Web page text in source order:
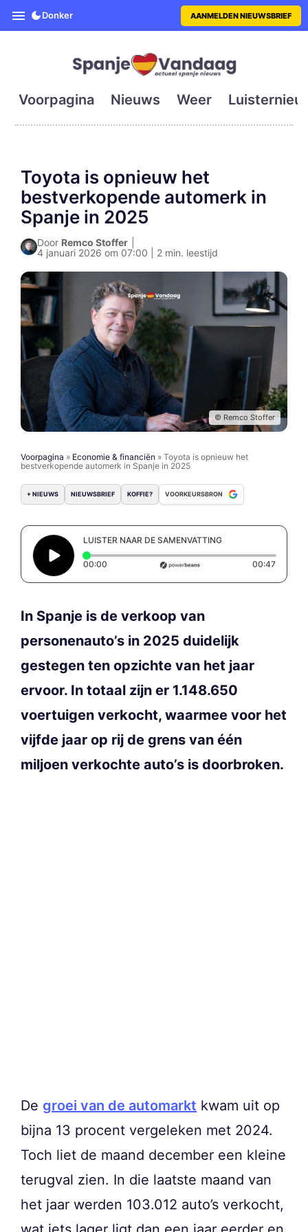
SpanjeVandaag is de eerste
Donker AANMELDEN NIEUWSBRIEF
Voorpagina Nieuws Weer
Toyota is opnieuw het
bestverkopende automerk in
Spanje in 2025
Door Remco Stoffer
4 januari 2026 om 07:00 | 2 min. leestijd
© Remco Stoffer
Voorpagina » Economie & financiën » Toyota is opnieuw het
bestverkopende automerk in Spanje in 2025
+ NIEUWS NIEUWSBRIEF KOFFIE? VOORKEURSBRON
LUISTER NAAR DE SAMENVATTING
00:00 Elapsed time: 0 seconds 00:47
In Spanje is de verkoop van
personenauto’s in 2025 duidelijk
gestegen ten opzichte van het jaar
ervoor. In totaal zijn er 1.148.650
voertuigen verkocht, waarmee voor het
vijfde jaar op rij de grens van één
miljoen verkochte auto’s is doorbroken.
De groei van de automarkt kwam uit op
bijna 13 procent vergeleken met 2024.
Toch liet de maand december een kleine
terugval zien. In die laatste maand van
het jaar werden 103.012 auto’s verkocht,